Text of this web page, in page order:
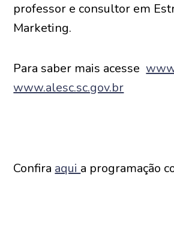
professor e consultor em
Marketing.
Para saber mais acesse
www.alesc.sc.gov.br
Confira aqui a programação